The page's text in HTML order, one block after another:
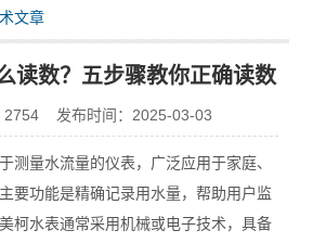
文章
读数？五步骤教你正确读数
2754 发布时间：2025-03-03
测量水流量的仪表，广泛应用于家庭、
要功能是精确记录用水量，帮助用户监
柯水表通常采用机械或电子技术，具备